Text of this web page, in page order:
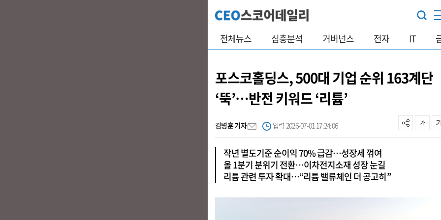
전체뉴스 심층분석 거버넌스 전자 IT
포스코홀딩스, 500대 기업 순위 163계단
‘뚝’…반전 키워드 ‘리튬’
김병훈 기자 입력 2026-07-01 17:24:06
작년 별도기준 순이익 70% 급감…성장세 꺾여
올 1분기 분위기 전환…이차전지소재 성장 눈길
리튬 관련 투자 확대…“리튬 밸류체인 더 공고히”